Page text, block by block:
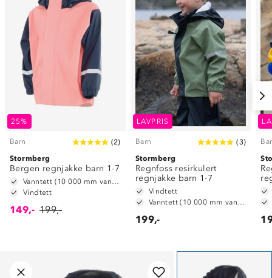
25%
Barn (2)
Stormberg
Bergen regnjakke barn 1-7
Vanntett (10 000 mm vannsøyle)
Vindtett
149,- 199,-
LAVPRIS
Barn (3)
Stormberg
Regnfoss resirkulert
regnjakke barn 1-7
Vindtett
Vanntett (10 000 mm vannsøyle)
199,-